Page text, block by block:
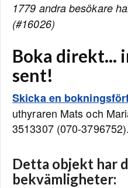
1779 andra besökare
(#16026)
Boka direkt...
sent!
Skicka en
uthyraren Mats och
3513307 (070-3796752).
Detta objekt har
bekvämligheter: